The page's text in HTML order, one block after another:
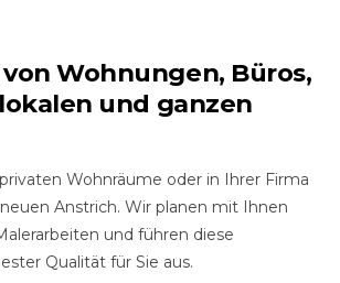
Wohnungen, Büros,
und ganzen
Wohnräume oder in Ihrer Firma
Anstrich. Wir planen mit Ihnen
und führen diese
Qualität für Sie aus.